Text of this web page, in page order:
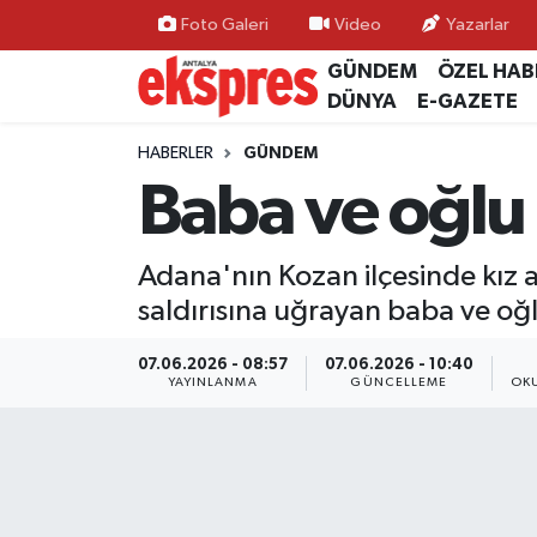
Foto Galeri Video Yazarlar
GÜNDEM ÖZEL
DÜNYA
E-GAZETE
HABERLER GÜNDEM
Baba ve
Adana'nın Kozan ilçesinde kız
saldırısına uğrayan baba ve
07.06.2026 - 08:57
YAYINLANMA
07.06.2026 - 10:40
GÜNCELLEME
ÖZEL HABER
GÜNDEM
YEREL GÜNDEM
EKONOMİ
Nöbetçi Eczaneler
Hava Durumu
Trafik Durumu
Süper Lig Puan Durumu ve Fikstür